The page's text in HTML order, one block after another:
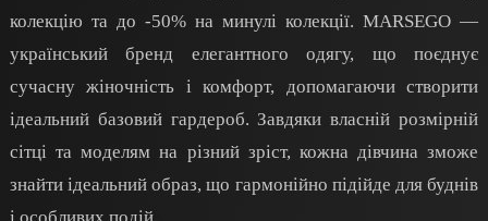
колекцію та до -50% на минулі колекції. MARSEGO —
український бренд елегантного одягу, що поєднує
сучасну жіночність і комфорт, допомагаючи створити
ідеальний базовий гардероб. Завдяки власній розмірній
сітці та моделям на різний зріст, кожна дівчина зможе
знайти ідеальний образ, що гармонійно підійде для буднів